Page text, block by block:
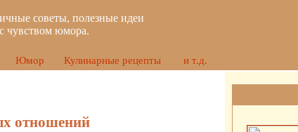
советы, полезные идеи
чувством юмора.
Юмор Кулинарные рецепты и т.д.
отношений